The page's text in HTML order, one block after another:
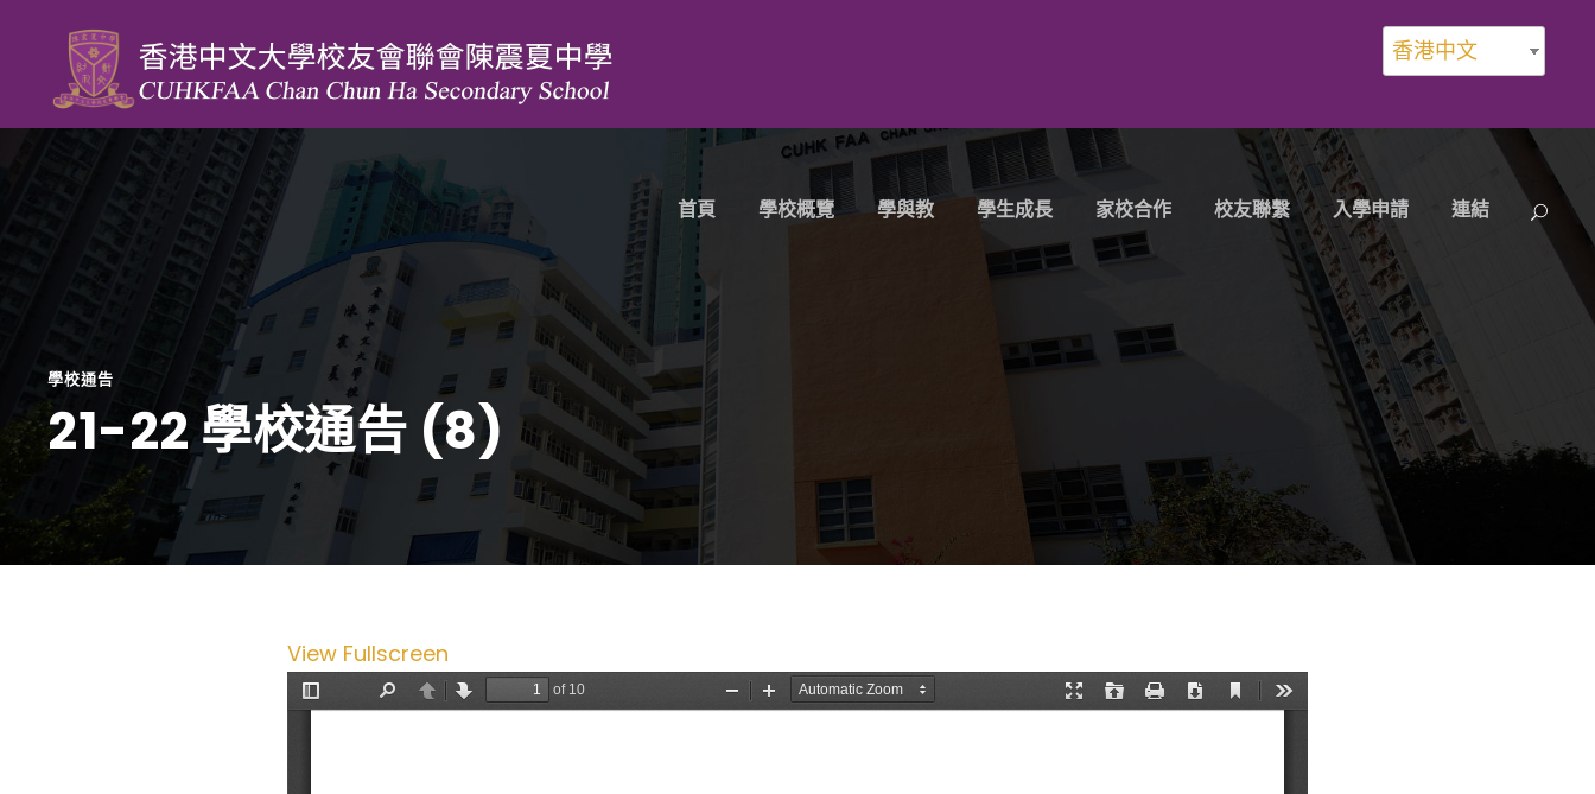
香港中文
首頁 學校概覽 學與教 學生成長 家校合作 校友聯繫 入學申請 連結
學校通告
21-22 學校通告 (8)
View Fullscreen